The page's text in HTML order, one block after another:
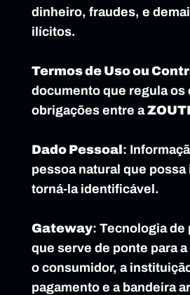
dinheiro, fraudes, e
ilícitos.
Termos de Uso ou
documento que regula os
obrigações entre a ZOUTI
Dado Pessoal :
pessoa natural que
torná-la identificável.
Gateway: Tecnologia de
que serve de ponte para
o consumidor, a
pagamento e a bandeira